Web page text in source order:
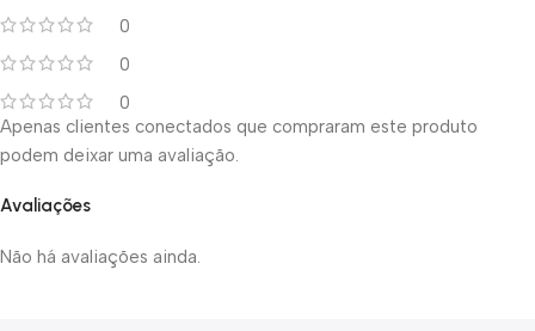
0
0
0
Avaliações
Não há avaliações ainda.
Apenas clientes conectados que compraram este produto
podem deixar uma avaliação.